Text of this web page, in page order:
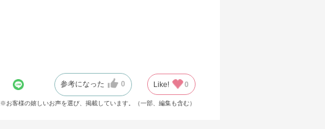
参考になった 0 Like! 0
※お客様の嬉しいお声を選び、掲載しています。（一部、編集も含む）